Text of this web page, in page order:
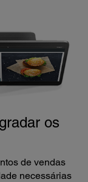
os
de vendas
necessárias